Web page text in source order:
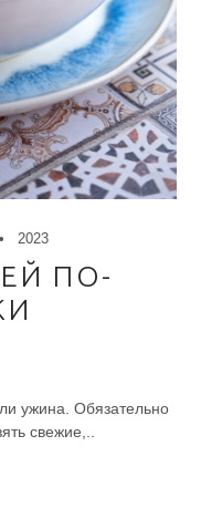
2023
ПО-
ужина. Обязательно
свежие,..